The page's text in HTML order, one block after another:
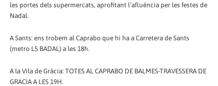
les portes dels supermercats, aprofitant l’afluència per les festes de
Nadal.
A Sants: ens trobem al Caprabo que hi ha a Carretera de Sants
(metro L5 BADAL) a les 18h.
A la Vila de Gràcia: TOTES AL CAPRABO DE BALMES-TRAVESSERA DE
GRACIA A LES 19H.